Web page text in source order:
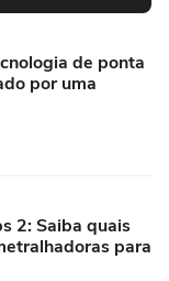
de ponta
por uma
2: Saiba quais
para